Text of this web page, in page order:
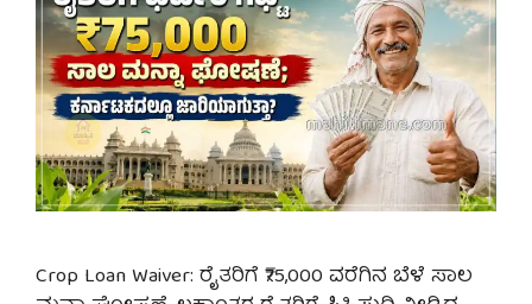
Crop Loan Waiver: ರೈತರಿಗೆ ₹75,000 ವರೆಗಿನ ಬೆಳೆ ಸಾಲ